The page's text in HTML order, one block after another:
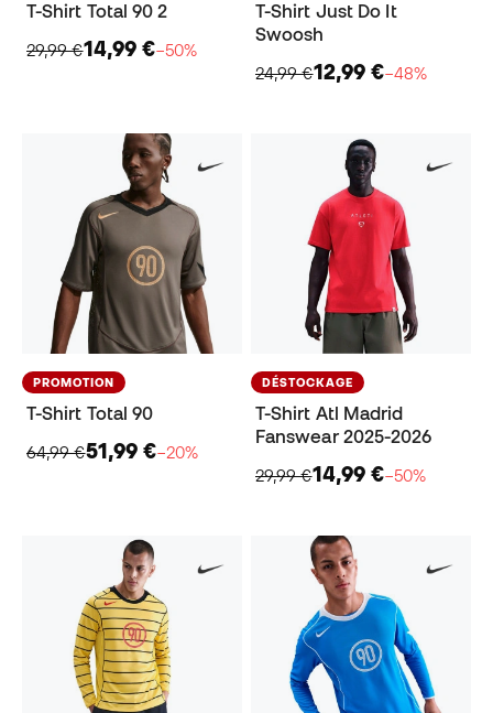
T-Shirt Total 90 2
29,99 €14,99 €−50%
T-Shirt Just Do It
Swoosh
24,99 €12,99 €−48%
PROMOTION
T-Shirt Total 90
64,99 €51,99 €−20%
DÉSTOCKAGE
T-Shirt Atl Madrid
Fanswear 2025-2026
29,99 €14,99 €−50%